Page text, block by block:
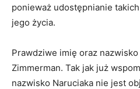
ponieważ udostępnianie
jego życia.
Prawdziwe imię oraz
Zimmerman. Tak jak już
nazwisko Naruciaka nie jest